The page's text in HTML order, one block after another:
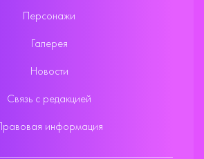
Персонажи
Галерея
Новости
Связь с редакцией
Правовая информация